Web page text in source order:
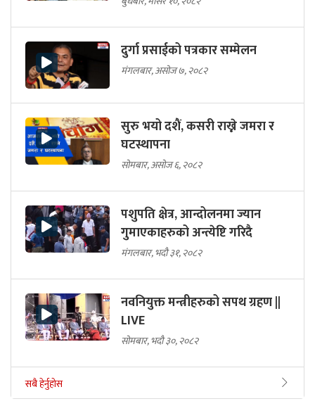
दुर्गा प्रसाईको पत्रकार सम्मेलन
मंगलबार, असोज ७, २०८२
सुरु भयो दशैं, कसरी राख्ने जमरा र
घटस्थापना
सोमबार, असोज ६, २०८२
पशुपति क्षेत्र, आन्दोलनमा ज्यान
गुमाएकाहरुको अन्त्येष्टि गरिदै
मंगलबार, भदौ ३१, २०८२
नवनियुक्त मन्त्रीहरुको सपथ ग्रहण ||
LIVE
सोमबार, भदौ ३०, २०८२
सबै हेर्नुहोस